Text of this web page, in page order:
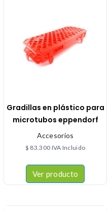
Gradillas en plástico para
microtubos eppendorf
Accesorios
$ 83.300 IVA Incluido
Ver producto